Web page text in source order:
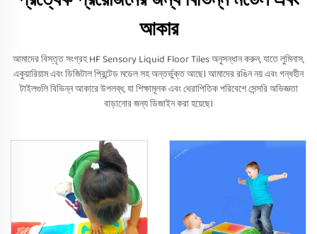
আকার
আমাদের বিস্তৃত সংগ্রহ HF Sensory Liquid Floor Tiles অনুসন্ধান করুন, যাতে লুমিনাস,
একুয়ারিয়াম এবং ডিজিটাল প্রিন্টেড মডেল সহ অন্তর্ভুক্ত আছে। আমাদের রঙিন নয় এবং গন্ধহীন
টাইলগুলি বিভিন্ন আকারে উপলব্ধ, যা শিক্ষামূলক এবং থেরাপিতিক পরিবেশে সেন্সরি অভিজ্ঞতা
বাড়ানোর জন্য ডিজাইন করা হয়েছে।